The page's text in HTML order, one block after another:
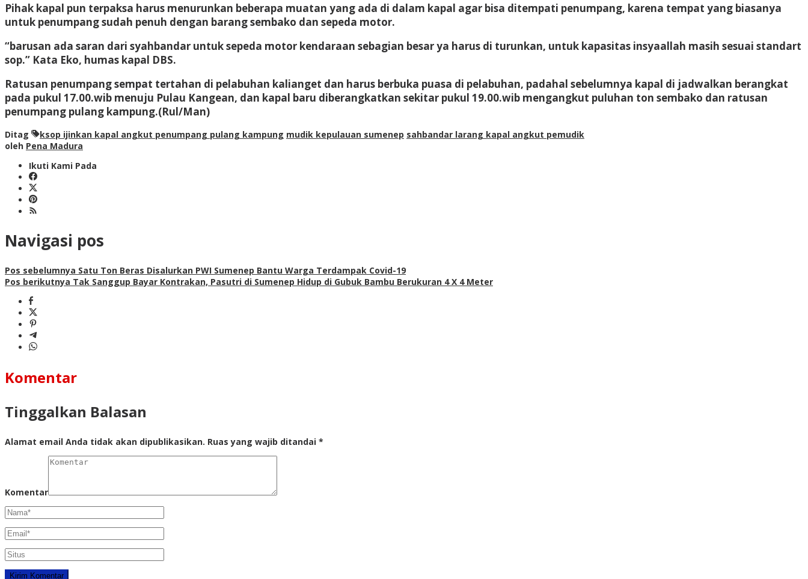
Pihak kapal pun terpaksa harus menurunkan beberapa muatan yang ada di dalam kapal agar bisa ditempati penumpang, karena tempat yang biasanya
untuk penumpang sudah penuh dengan barang sembako dan sepeda motor.
“barusan ada saran dari syahbandar untuk sepeda motor kendaraan sebagian besar ya harus di turunkan, untuk kapasitas insyaallah masih sesuai standart
sop.” Kata Eko, humas kapal DBS.
Ratusan penumpang sempat tertahan di pelabuhan kalianget dan harus berbuka puasa di pelabuhan, padahal sebelumnya kapal di jadwalkan berangkat
pada pukul 17.00.wib menuju Pulau Kangean, dan kapal baru diberangkatkan sekitar pukul 19.00.wib mengangkut puluhan ton sembako dan ratusan
penumpang pulang kampung.(Rul/Man)
Ditag ksop ijinkan kapal angkut penumpang pulang kampung mudik kepulauan sumenep sahbandar larang kapal angkut pemudik
oleh Pena Madura
Ikuti Kami Pada
Navigasi pos
Pos sebelumnya Satu Ton Beras Disalurkan PWI Sumenep Bantu Warga Terdampak Covid-19
Pos berikutnya Tak Sanggup Bayar Kontrakan, Pasutri di Sumenep Hidup di Gubuk Bambu Berukuran 4 X 4 Meter
Komentar
Tinggalkan Balasan
Alamat email Anda tidak akan dipublikasikan. Ruas yang wajib ditandai *
Komentar